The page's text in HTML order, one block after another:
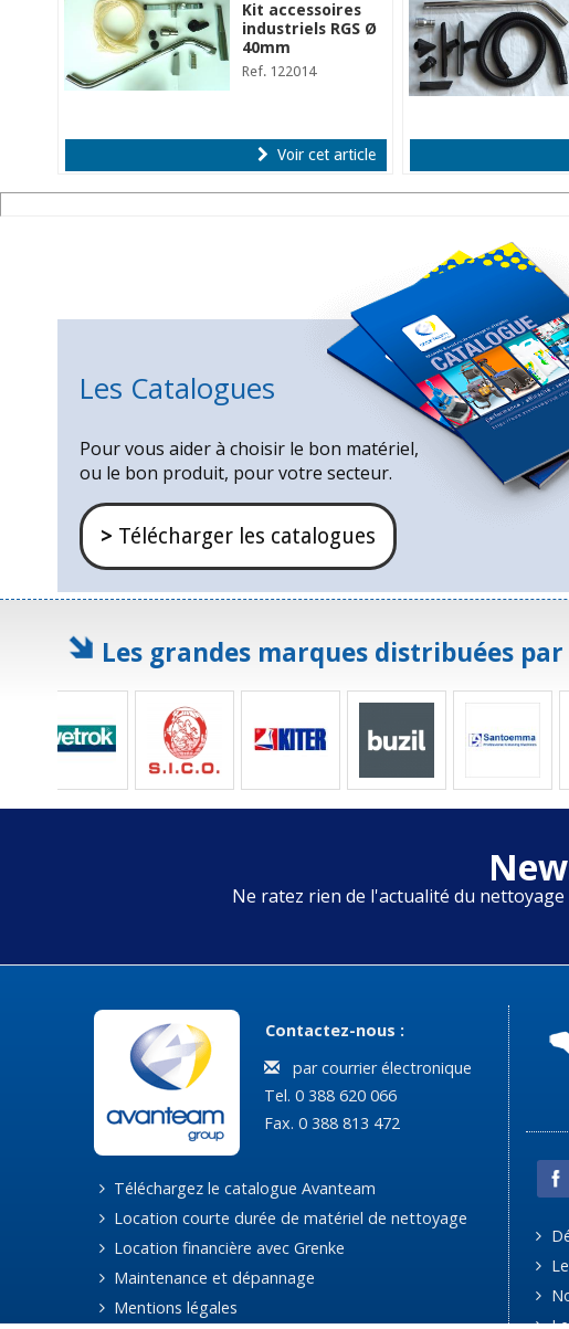
Kit accessoires
industriels RGS Ø
40mm
Ref. 122014
Voir cet article
Les Catalogues
Pour vous aider à choisir le bon matériel,
ou le bon produit, pour votre secteur.
> Télécharger les catalogues
Les grandes marques distribuées
Ne ratez rien de l'actualité du
Contactez-nous :
par courrier électronique
Tel. 0 388 620 066
Fax. 0 388 813 472
Téléchargez le catalogue Avanteam
Location courte durée de matériel de nettoyage
Location financière avec Grenke
Maintenance et dépannage
Mentions légales